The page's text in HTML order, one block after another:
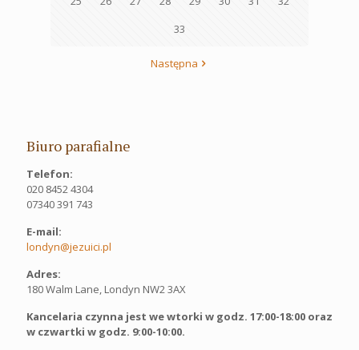
33
Następna
Biuro parafialne
Telefon:
020 8452 4304
07340 391 743
E-mail:
londyn@jezuici.pl
Adres:
180 Walm Lane, Londyn NW2 3AX
Kancelaria czynna jest we wtorki w godz. 17:00-18:00 oraz
w czwartki w godz. 9:00-10:00.